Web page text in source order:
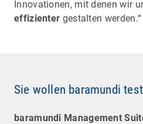
Innovationen, mit denen wir
effizienter gestalten werden.“
Sie wollen baramundi
baramundi Management